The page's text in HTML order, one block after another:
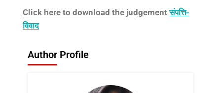
Click here to download the judgementसंपत्ति-
विवाद
Author Profile